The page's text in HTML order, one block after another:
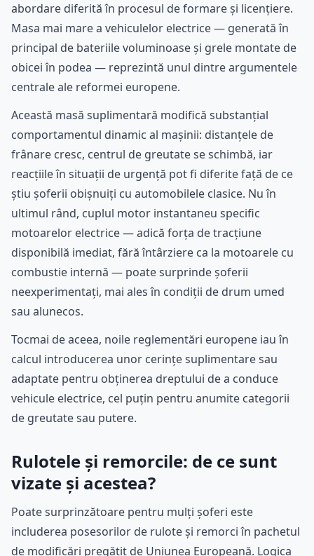
abordare diferită în procesul de formare și licențiere.
Masa mai mare a vehiculelor electrice — generată în
principal de bateriile voluminoase și grele montate de
obicei în podea — reprezintă unul dintre argumentele
centrale ale reformei europene.
Această masă suplimentară modifică substanțial
comportamentul dinamic al mașinii: distanțele de
frânare cresc, centrul de greutate se schimbă, iar
reacțiile în situații de urgență pot fi diferite față de ce
știu șoferii obișnuiți cu automobilele clasice. Nu în
ultimul rând, cuplul motor instantaneu specific
motoarelor electrice — adică forța de tracțiune
disponibilă imediat, fără întârziere ca la motoarele cu
combustie internă — poate surprinde șoferii
neexperimentați, mai ales în condiții de drum umed
sau alunecos.
Tocmai de aceea, noile reglementări europene iau în
calcul introducerea unor cerințe suplimentare sau
adaptate pentru obținerea dreptului de a conduce
vehicule electrice, cel puțin pentru anumite categorii
de greutate sau putere.
Rulotele și remorcile: de ce sunt
vizate și acestea?
Poate surprinzătoare pentru mulți șoferi este
includerea posesorilor de rulote și remorci în pachetul
de modificări pregătit de Uniunea Europeană. Logica